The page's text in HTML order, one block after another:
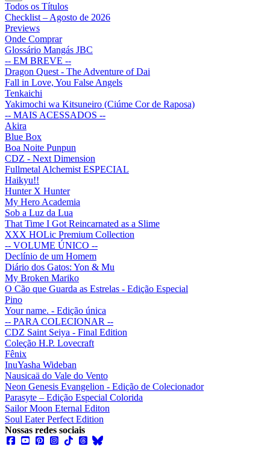
Todos os Títulos
Checklist – Agosto de 2026
Previews
Onde Comprar
Glossário Mangás JBC
-- EM BREVE --
Dragon Quest - The Adventure of Dai
Fall in Love, You False Angels
Tenkaichi
Yakimochi wa Kitsuneiro (Ciúme Cor de Raposa)
-- MAIS ACESSADOS --
Akira
Blue Box
Boa Noite Punpun
CDZ - Next Dimension
Fullmetal Alchemist ESPECIAL
Haikyu!!
Hunter X Hunter
My Hero Academia
Sob a Luz da Lua
That Time I Got Reincarnated as a Slime
XXX HOLic Premium Collection
-- VOLUME ÚNICO --
Declínio de um Homem
Diário dos Gatos: Yon & Mu
My Broken Mariko
O Cão que Guarda as Estrelas - Edição Especial
Pino
Your name. - Edição única
-- PARA COLECIONAR --
CDZ Saint Seiya - Final Edition
Coleção H.P. Lovecraft
Fênix
InuYasha Wideban
Nausicaä do Vale do Vento
Neon Genesis Evangelion - Edição de Colecionador
Parasyte – Edição Especial Colorida
Sailor Moon Eternal Editon
Soul Eater Perfect Edition
Nossas redes sociais